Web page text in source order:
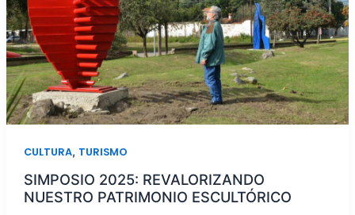
CULTURA, TURISMO
SIMPOSIO 2025: REVALORIZANDO
NUESTRO PATRIMONIO ESCULTÓRICO